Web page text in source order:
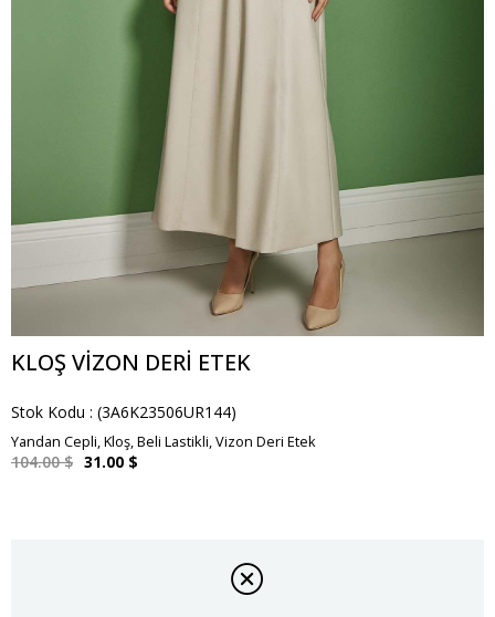
KLOŞ VIZON DERI ETEK
Stok Kodu (3A6K23506UR144)
Yandan Cepli, Kloş, Beli Lastikli, Vizon Deri Etek
104.00 $ 31.00 $